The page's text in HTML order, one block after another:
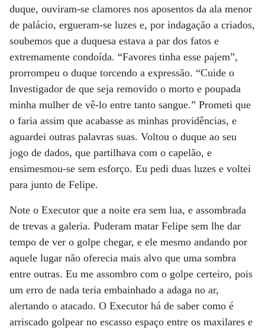
duque, ouviram-se clamores nos aposentos da ala menor
de palácio, ergueram-se luzes e, por indagação a criados,
soubemos que a duquesa estava a par dos fatos e
extremamente condoída. “Favores tinha esse pajem”,
prorrompeu o duque torcendo a expressão. “Cuide o
Investigador de que seja removido o morto e poupada
minha mulher de vê-lo entre tanto sangue.” Prometi que
o faria assim que acabasse as minhas providências, e
aguardei outras palavras suas. Voltou o duque ao seu
jogo de dados, que partilhava com o capelão, e
ensimesmou-se sem esforço. Eu pedi duas luzes e voltei
para junto de Felipe.
Note o Executor que a noite era sem lua, e assombrada
de trevas a galeria. Puderam matar Felipe sem lhe dar
tempo de ver o golpe chegar, e ele mesmo andando por
aquele lugar não oferecia mais alvo que uma sombra
entre outras. Eu me assombro com o golpe certeiro, pois
um erro de nada teria embainhado a adaga no ar,
alertando o atacado. O Executor há de saber como é
arriscado golpear no escasso espaço entre os maxilares e